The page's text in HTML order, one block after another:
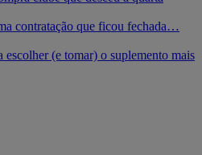
contratação que ficou fechada…
(e tomar) o suplemento mais